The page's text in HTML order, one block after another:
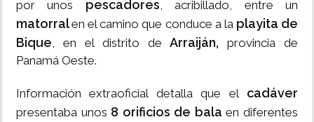
por unos pescadores, acribillado, entre un
matorralen el camino que conduce a laplayita de
Bique, en el distrito de Arraiján, provincia de
Panamá Oeste.
Información extraoficial detalla que el cadáver
presentaba unos 8 orificios de balaen diferentes